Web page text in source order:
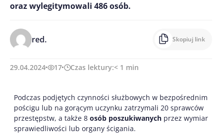
oraz wylegitymowali 486 osób.
red. Skopiuj link
29.04.2024 17 Czas lektury:< 1 min
Podczas podjętych czynności służbowych w bezpośrednim
pościgu lub na gorącym uczynku zatrzymali 20 sprawców
przestępstw, a także 8 osób poszukiwanych przez wymiar
sprawiedliwości lub organy ścigania.